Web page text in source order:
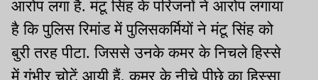
आरोप लगा है. मंटू सिंह के परिजनों ने आरोप लगाया
है कि पुलिस रिमांड में पुलिसकर्मियों ने मंटू सिंह को
बुरी तरह पीटा. जिससे उनके कमर के निचले हिस्से
में गंभीर चोटें आयी हैं. कमर के नीचे पीछे का हिस्सा